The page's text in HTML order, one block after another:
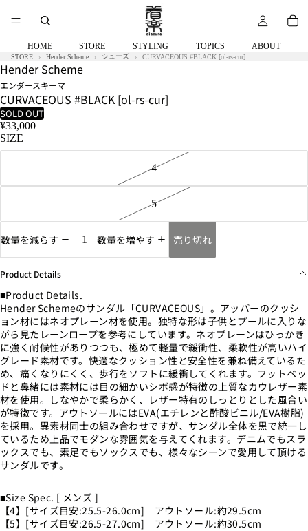
HOME STORE STYLING TOPICS ABOUT
STORE Hender Scheme シューズ CURVACEOUS #BLACK [ol-rs-cur]
Hender Scheme
エンダースキーマ
CURVACEOUS #BLACK [ol-rs-cur]
SOLD OUT
¥33,000
SIZE
4
5
数量を減らす 数量を増やす 売り切れ
Product Details
■Product Details.
Hender Schemeのサンダル「CURVACEOUS」。アッパーのクッシ
ョン材にはネオプレーン材を使用。独特な形は子供とプールに入りな
がら見たレーンロープを参考にしています。ネオプレーンはひっかき
に強く耐候性がありつつも、極めて軽量で緩衝性、柔軟性が高いハイ
グレード素材です。快適なクッション性と安全性を兼ね備えているた
め、痛くなりにくく、歩行をソフトに緩衝してくれます。フットベッ
ドと鼻緒には素材には目の細かいシボ感が特徴の上質なカウレザー素
材を使用。しなやかで柔らかく、レザー特有のしっとりとした風合い
が特徴です。アウトソールにはEVA(エチレンと酢酸ビニル/EVA樹脂)
を採用。異素材同士の組み合わせですが、サンダル全体を黒で統一し
ているため上品でモダンな雰囲気を与えてくれます。デニムでもスラ
ックスでも、素足でもソックスでも、様々なシーンで愛用して頂ける
サンダルです。
■Size Spec. [ メンズ ]
【4】[サイズ目安:25.5-26.0cm] アウトソール:約29.5cm
【5】[サイズ目安:26.5-27.0cm] アウトソール:約30.5cm